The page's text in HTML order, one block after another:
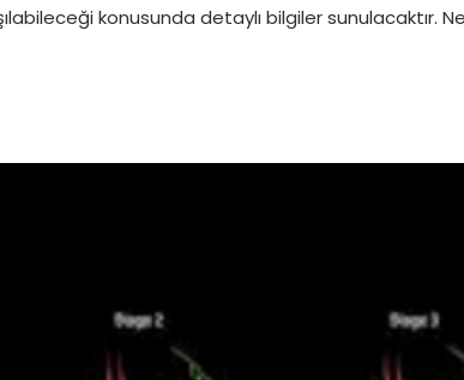
konusunda detaylı bilgiler sunulacaktır.